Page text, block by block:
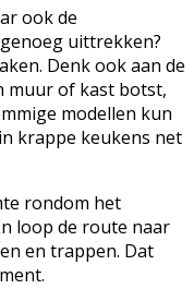
ook de
uittrekken?
Denk ook aan de
muur of kast botst,
modellen kun
krappe keukens net
rondom het
loop de route naar
en trappen. Dat